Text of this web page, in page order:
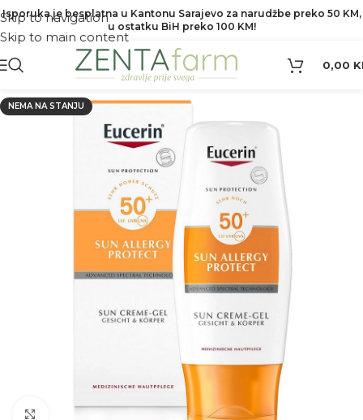
Skip to navigation
Skip to main content
Isporuka je besplatna u Kantonu Sarajevo za narudžbe preko 50 KM,
u ostatku BiH preko 100 KM!
0,00
NEMA NA STANJU